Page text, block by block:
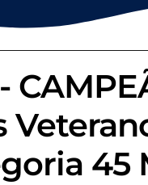
45